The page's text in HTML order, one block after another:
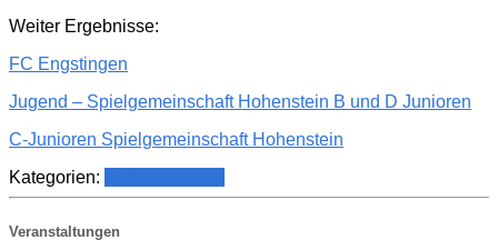
Weiter Ergebnisse:
FC Engstingen
Jugend – Spielgemeinschaft Hohenstein B und D Junioren
C-Junioren Spielgemeinschaft Hohenstein
Kategorien:
Veranstaltungen